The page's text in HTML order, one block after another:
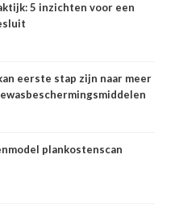
5 inzichten voor een
eerste stap zijn naar meer
plankostenscan